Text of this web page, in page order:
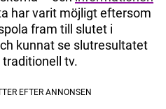
har varit möjligt eftersom
fram till slutet i
kunnat se slutresultatet
tv.